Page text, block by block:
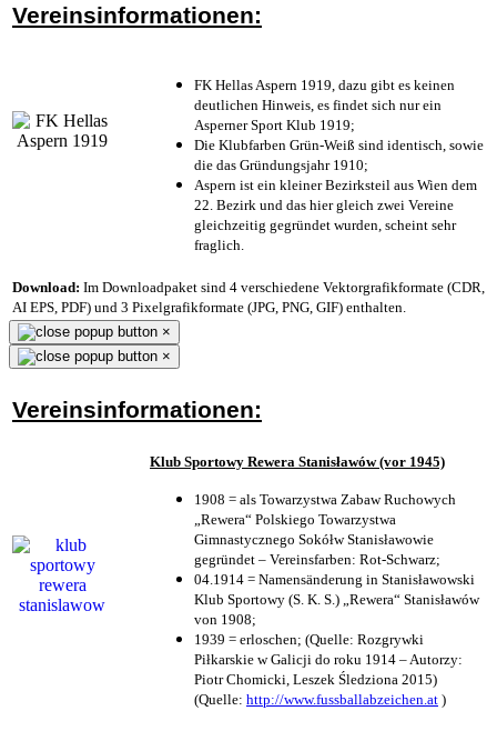
Vereinsinformationen:
FK Hellas Aspern 1919, dazu gibt es keinen
deutlichen Hinweis, es findet sich nur ein
Asperner Sport Klub 1919;
Die Klubfarben Grün-Weiß sind identisch, sowie
die das Gründungsjahr 1910;
Aspern ist ein kleiner Bezirksteil aus Wien dem
22. Bezirk und das hier gleich zwei Vereine
gleichzeitig gegründet wurden, scheint sehr
fraglich.
Download: Im Downloadpaket sind 4 verschiedene Vektorgrafikformate (CDR,
AI EPS, PDF) und 3 Pixelgrafikformate (JPG, PNG, GIF) enthalten.
×
×
Vereinsinformationen:
Klub Sportowy Rewera Stanisławów (vor 1945)
1908 = als Towarzystwa Zabaw Ruchowych
„Rewera“ Polskiego Towarzystwa
Gimnastycznego Sokółw Stanisławowie
gegründet – Vereinsfarben: Rot-Schwarz;
04.1914 = Namensänderung in Stanisławowski
Klub Sportowy (S. K. S.) „Rewera“ Stanisławów
von 1908;
1939 = erloschen; (Quelle: Rozgrywki
Piłkarskie w Galicji do roku 1914 – Autorzy:
Piotr Chomicki, Leszek Śledziona 2015)
(Quelle: http://www.fussballabzeichen.at )